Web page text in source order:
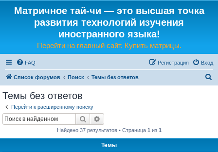
Матричное тай-чи — это высшая точка
развития технологий изучения
иностранного языка!
Перейти на главный сайт. Купить матрицы.
FAQ Вход
Регистрация
Список форумов Поиск Темы без ответов
Темы без ответов
Перейти к расширенному поиску
Поиск
Найдено 37 результатов • Страница 1 из 1
Темы